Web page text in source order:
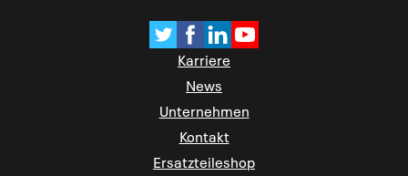
Karriere
News
Unternehmen
Kontakt
Ersatzteileshop